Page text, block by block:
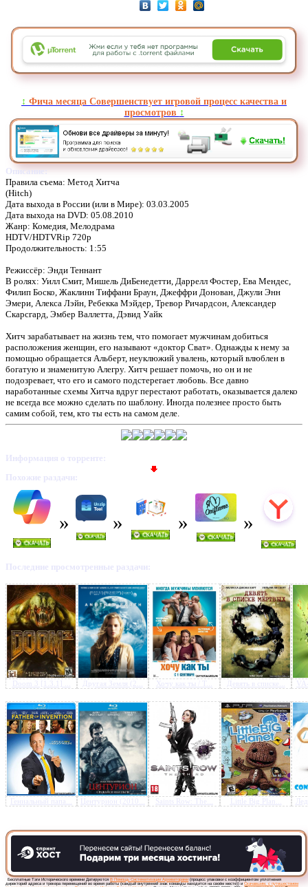
Предлагаем скачать
Метод Хитча - Hitch (2005)
720p»
↕️ Фича месяца Совершенствует игровой процесс качества и
просмотров ↕️
Описание:
Правила съема: Метод Хитча
(Hitch)
Дата выхода в России (или в Мире): 03.03.2005
Дата выхода на DVD: 05.08.2010
Жанр: Комедия, Мелодрама
HDTV/HDTVRip 720p
Продолжительность: 1:55
Режиссёр: Энди Теннант
В ролях: Уилл Смит, Мишель ДиБенедетти, Даррелл Фостер, Ева Мендес,
Филип Боско, Жаклинн Тиффани Браун, Джеффри Донован, Джули Энн
Эмери, Алекса Лэйн, Ребекка Мэйдер, Тревор Ричардсон, Александер
Скарсгард, Эмбер Валлетта, Дэвид Уайк
Хитч зарабатывает на жизнь тем, что помогает мужчинам добиться
расположения женщин, его называют «доктор Сват». Однажды к нему за
помощью обращается Альберт, неуклюжий увалень, который влюблен в
богатую и знаменитую Алегру. Хитч решает помочь, но он и не
подозревает, что его и самого подстерегает любовь. Все давно
наработанные схемы Хитча вдруг перестают работать, оказывается далеко
не всегда все можно сделать по шаблону. Иногда полезнее просто быть
самим собой, тем, кто ты есть на самом деле.
Информация о торренте:
Похожие раздачи:
Последние просмотренные раздачи:
Другая Земля (2... Хочу как ты / T... Девять в списке...
Гениальный папа... Центурион (2010... Saints Row: The... Little Big Plan...